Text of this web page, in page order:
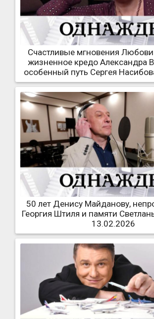
Счастливые мгновения
жизненное кредо Александра
особенный путь Сергея
50 лет Денису Майданову,
Георгия Штиля и памяти
13.02.2026